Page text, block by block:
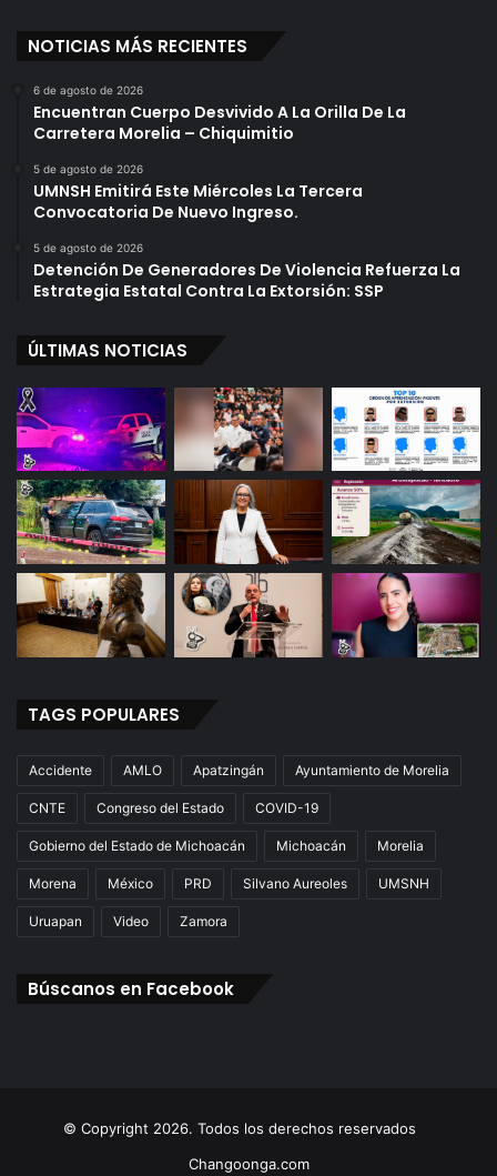
NOTICIAS MÁS RECIENTES
6 de agosto de 2026
Encuentran Cuerpo Desvivido A La Orilla De La
Carretera Morelia – Chiquimitio
5 de agosto de 2026
UMNSH Emitirá Este Miércoles La Tercera
Convocatoria De Nuevo Ingreso.
5 de agosto de 2026
Detención De Generadores De Violencia Refuerza La
Estrategia Estatal Contra La Extorsión: SSP
ÚLTIMAS NOTICIAS
TAGS POPULARES
Accidente AMLO Apatzingán Ayuntamiento de Morelia
CNTE Congreso del Estado COVID-19
Gobierno del Estado de Michoacán Michoacán Morelia
Morena México PRD Silvano Aureoles UMSNH
Uruapan Video Zamora
Búscanos en Facebook
© Copyright 2026. Todos los derechos reservados
Changoonga.com